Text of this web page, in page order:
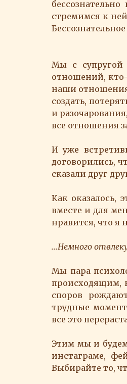
стремимся к
Мы с супругой
отношений, кто-
наши
создать,
и
все отношения
И уже
договорились,
сказали друг
Как оказалось,
вместе и для
нравится, что я
...Немного
Мы пара
происходящим,
споров
трудные
все это
Этим мы и будем
инстаграме,
Выбирайте то,